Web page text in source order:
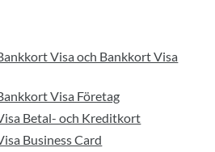
Visa och Bankkort Visa
Visa Företag
Betal- och Kreditkort
Business Card